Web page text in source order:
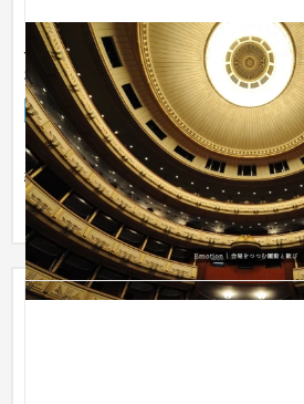
バレエや音楽の感動を美しく写
務所」様。
企業サイト 芸能・アーティスト・音楽
大竹写真事務所様は国内外の本格バレ
経験を活かし、演技や演奏の見せ場を
います。...